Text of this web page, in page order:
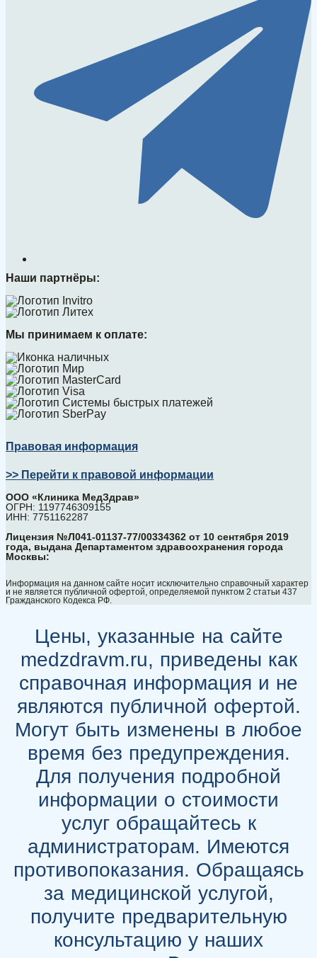
Наши партнёры:
Мы принимаем к оплате:
Правовая информация
>> Перейти к правовой информации
ООО «Клиника МедЗдрав»
ОГРН: 1197746309155
ИНН: 7751162287
Лицензия №Л041-01137-77/00334362 от 10 сентября 2019
года, выдана Департаментом здравоохранения города
Москвы:
Информация на данном сайте носит исключительно справочный характер
и не является публичной офертой, определяемой пунктом 2 статьи 437
Гражданского Кодекса РФ.
Цены, указанные на сайте
medzdravm.ru, приведены как
справочная информация и не
являются публичной офертой.
Могут быть изменены в любое
время без предупреждения.
Для получения подробной
информации о стоимости
услуг обращайтесь к
администраторам. Имеются
противопоказания. Обращаясь
за медицинской услугой,
получите предварительную
консультацию у наших